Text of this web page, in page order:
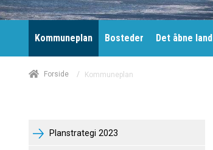
Kommuneplan Bosteder Det åbne land
Forside / Kommuneplan
Planstrategi 2023